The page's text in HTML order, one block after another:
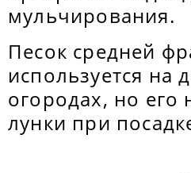
мульчирования.
Песок средней
используется на
огородах, но его
лунки при